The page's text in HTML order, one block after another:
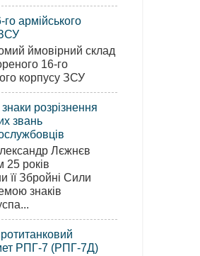
армійського
ймовірний склад
16-го
корпусу ЗСУ
розрізнення
звань
Лєжнєв
25 років
її Збройні Сили
знаків
РПГ-7 (РПГ-7Д)